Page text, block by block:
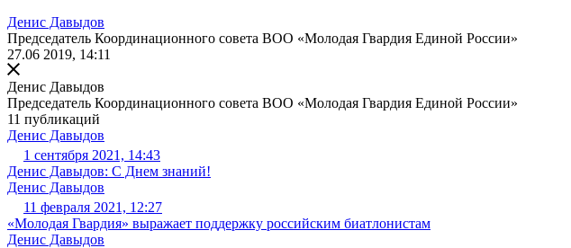
Денис Давыдов
Председатель Координационного совета ВОО «Молодая Гвардия Единой России»
27.06 2019, 14:11
Денис Давыдов
Председатель Координационного совета ВОО «Молодая Гвардия Единой России»
11 публикаций
Денис Давыдов
1 сентября 2021, 14:43
Денис Давыдов: С Днем знаний!
Денис Давыдов
11 февраля 2021, 12:27
«Молодая Гвардия» выражает поддержку российским биатлонистам
Денис Давыдов